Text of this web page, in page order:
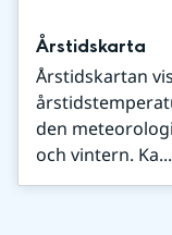
Årstidskarta
Årstidskartan
den
och vintern. Ka...